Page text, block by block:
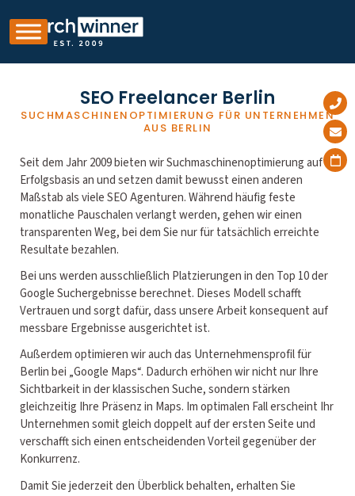
SEO Freelancer Berlin
SUCHMASCHINENOPTIMIERUNG FÜR UNTERNEHMEN
AUS BERLIN
Seit dem Jahr 2009 bieten wir Suchmaschinenoptimierung auf
Erfolgsbasis an und setzen damit bewusst einen anderen
Maßstab als viele SEO Agenturen. Während häufig feste
monatliche Pauschalen verlangt werden, gehen wir einen
transparenten Weg, bei dem Sie nur für tatsächlich erreichte
Resultate bezahlen.
Bei uns werden ausschließlich Platzierungen in den Top 10 der
Google Suchergebnisse berechnet. Dieses Modell schafft
Vertrauen und sorgt dafür, dass unsere Arbeit konsequent auf
messbare Ergebnisse ausgerichtet ist.
Außerdem optimieren wir auch das Unternehmensprofil für
Berlin bei „Google Maps“. Dadurch erhöhen wir nicht nur Ihre
Sichtbarkeit in der klassischen Suche, sondern stärken
gleichzeitig Ihre Präsenz in Maps. Im optimalen Fall erscheint Ihr
Unternehmen somit gleich doppelt auf der ersten Seite und
verschafft sich einen entscheidenden Vorteil gegenüber der
Konkurrenz.
Damit Sie jederzeit den Überblick behalten, erhalten Sie